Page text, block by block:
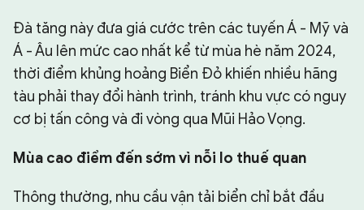
Đà tăng này đưa giá cước trên các tuyến Á - Mỹ và
Á - Âu lên mức cao nhất kể từ mùa hè năm 2024,
thời điểm khủng hoảng Biển Đỏ khiến nhiều hãng
tàu phải thay đổi hành trình, tránh khu vực có nguy
cơ bị tấn công và đi vòng qua Mũi Hảo Vọng.
Mùa cao điểm đến sớm vì nỗi lo thuế quan
Thông thường, nhu cầu vận tải biển chỉ bắt đầu